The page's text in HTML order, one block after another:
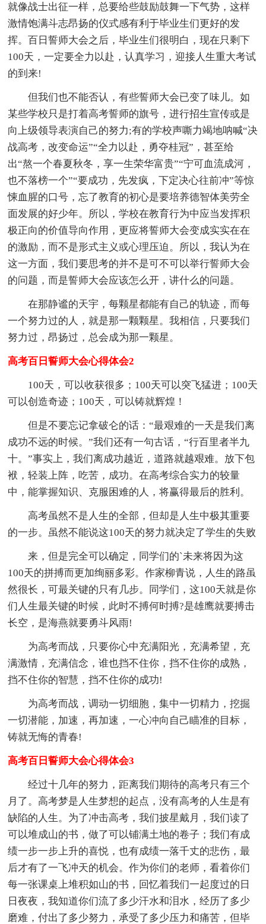
就像战士出征一样，总要给些鼓励鼓舞一下气势，这样
激情饱满斗志昂扬的仪式感有利于毕业生们更好的发
挥。百日誓师大会之后，毕业生们很明白，现在只剩下
100天，一定要全力以赴，认真学习，迎接人生重大考试
的到来!
但我们也不能否认，有些誓师大会已变了味儿。如
某些学校只是打着高考誓师的旗号，进行招生宣传或是
向上级领导表演自己的努力;有的学校声嘶力竭地呐喊“决
战高考，改变命运”“全力以赴，勇夺桂冠”，甚至给
出“熬一个春夏秋冬，享一生荣华富贵”“宁可血流成河，
也不落榜一个”“要成功，先发疯，下定决心往前冲”等惊
悚血腥的口号，忘了教育的初心是要培养德智体美劳全
面发展的好少年。所以，学校在教育行为中应当发挥积
极正向的价值导向作用，更应将誓师大会变成实实在在
的激励，而不是形式主义或心理压迫。所以，我认为在
这一方面，我们要思考的并不是可不可以举行誓师大会
的问题，而是誓师大会应该怎么开，讲什么的问题。
在那静谧的天宇，每颗星都能有自己的轨迹，而每
一个努力过的人，就是那一颗颗星。我相信，只要我们
努力过，昂扬过，总会成为那一颗星。
高考百日誓师大会心得体会2
100天，可以收获很多；100天可以突飞猛进；100天
可以创造奇迹；100天，可以铸就辉煌！
但是不要忘记拿破仑的话：“最艰难的一天是我们离
成功不远的时候。”我们还有一句古话，“行百里者半九
十。”事实上，我们离成功越近，道路就越艰难。放下包
袱，轻装上阵，吃苦，成功。在高考综合实力的较量
中，能掌握知识、克服困难的人，将赢得最后的胜利。
高考虽然不是人生的全部，但却是人生中极其重要
的一步。虽然不能说这100天的努力就决定了学生的失败
来，但是完全可以确定，同学们的`未来将因为这
100天的拼搏而更加绚丽多彩。作家柳青说，人生的路虽
然很长，可最关键的只有几步。同学们，这100天就是你
们人生最关键的时候，此时不搏何时搏?是雄鹰就要搏击
长空，是海燕就要勇斗风雨!
为高考而战，只要你心中充满阳光，充满希望，充
满激情，充满信念，谁也挡不住你，挡不住你的成熟，
挡不住你的智慧，挡不住你的成功!
为高考而战，调动一切细胞，集中一切精力，挖掘
一切潜能，加速，再加速，一心冲向自己瞄准的目标，
铸就无悔的青春!
高考百日誓师大会心得体会3
经过十几年的努力，距离我们期待的高考只有三个
月了。高考梦是人生梦想的起点，没有高考的人生是有
缺陷的人生。为了冲击高考，我们披星戴月，我们读了
可以堆成山的书，做了可以铺满土地的卷子；我们有成
绩一步一步上升的喜悦，也有成绩一落千丈的悲伤，最
后才有了一飞冲天的机会。作为你们的老师，看着你们
每一张课桌上堆积如山的书，回忆着我们一起度过的日
日夜夜，我知道你们流了多少汗水和泪水，经历了多少
磨难，付出了多少努力，承受了多少压力和痛苦，但毕